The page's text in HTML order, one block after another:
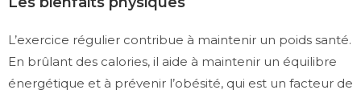
L’exercice régulier contribue à maintenir un poids santé.
En brûlant des calories, il aide à maintenir un équilibre
énergétique et à prévenir l’obésité, qui est un facteur de